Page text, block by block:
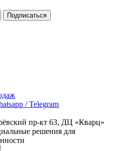
/ Telegram
пр-кт 63, ДЦ «Кварц»
решения для